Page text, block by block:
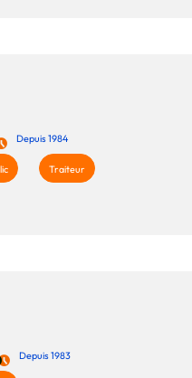
Depuis 1984
Traiteur
Depuis 1983